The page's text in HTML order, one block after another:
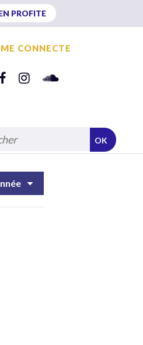
PROFITE
CONNECTE
OK